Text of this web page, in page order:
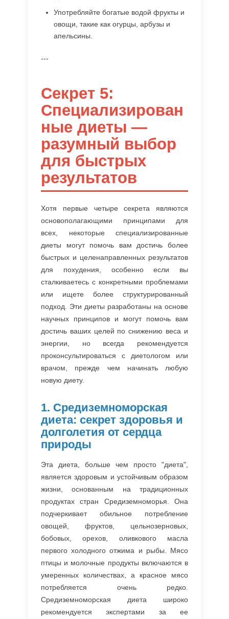
Употребляйте богатые водой фрукты и
овощи, такие как огурцы, арбузы и
апельсины.
---
Секрет 5:
Специализирован
ные диеты —
разумный выбор
для быстрых
результатов
Хотя первые четыре секрета являются
основополагающими принципами для
всех, некоторые специализированные
диеты могут помочь вам достичь более
быстрых и целенаправленных результатов
для похудения, особенно если вы
сталкиваетесь с конкретными проблемами
или ищете более структурированный
подход. Эти диеты разработаны на основе
научных принципов и могут помочь вам
достичь ваших целей по снижению веса и
энергии, но всегда рекомендуется
проконсультироваться с диетологом или
врачом, прежде чем начинать любую
новую диету.
1. Средиземноморская
диета: секрет здоровья и
долголетия от сердца
природы
Эта диета, больше чем просто "диета",
является здоровым и устойчивым образом
жизни, основанным на традиционных
продуктах стран Средиземноморья. Она
подчеркивает обильное потребление
овощей, фруктов, цельнозерновых,
бобовых, орехов, оливкового масла
первого холодного отжима и рыбы. Мясо
птицы и молочные продукты включаются в
умеренных количествах, а красное мясо
потребляется очень редко.
Средиземноморская диета широко
рекомендуется экспертами за ее